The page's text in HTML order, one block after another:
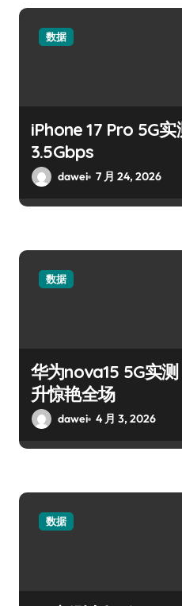
数据
iPhone 17 Pro 5G
3.5Gbps
dawei 7 月 24, 2026
数据
华为nova15 5G实
升惊艳全场
dawei 4 月 3, 2026
数据